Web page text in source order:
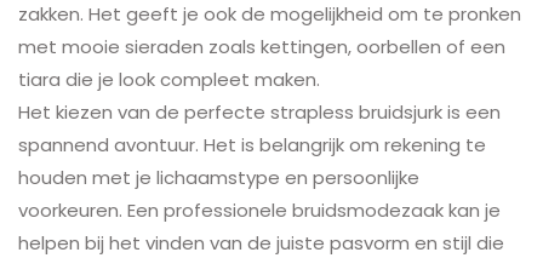
zakken. Het geeft je ook de mogelijkheid om te pronken
met mooie sieraden zoals kettingen, oorbellen of een
tiara die je look compleet maken.
Het kiezen van de perfecte strapless bruidsjurk is een
spannend avontuur. Het is belangrijk om rekening te
houden met je lichaamstype en persoonlijke
voorkeuren. Een professionele bruidsmodezaak kan je
helpen bij het vinden van de juiste pasvorm en stijl die